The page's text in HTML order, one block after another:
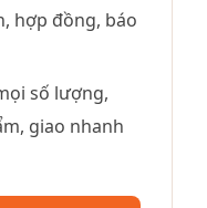
hợp đồng, báo
số lượng,
giao nhanh